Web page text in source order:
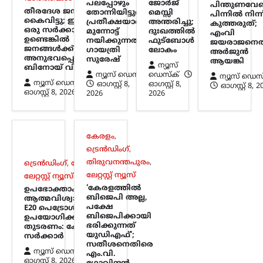
പ്രശ്നങ്ങൾ പരിഗണിക്കാൻ സമയം
കണ്ടെത്താത്ത പ്രധാനമന്ത്രി, പാർട്ടി
വിട്ട്…
കേരളം,വാർത്തകൾ
പിന്തുണവേണ്ട, പിന്നില്‍
നിന്ന് കുത്തരുത്; എംവി
ന്യൂസ് ഡെസ്ക്
പൊലീസിനെ ഭീഷണിപ്പെടുത്തിയ
കേസിൽ ഒളിവിൽ കഴിയുന്ന അർജുൻ
ആയങ്കിയെ കണ്ടെത്താനുള്ള
അന്വേഷണം ശക്തമാക്കി പൊലീസ്.
കേസുമായി ബന്ധപ്പെട്ട് ഒളിവിൽ
കഴിയാൻ സഹായം നൽകിയ അഞ്ച്
പേരെ പൊലീസ്…
ട്രെൻഡിംഗ്,ദേശീയം
ഉപഭോക്താക്കൾ
തീരദേശ ജനങ്ങളെ
കൈവിട്ടു; ഇവിടെ
ഒരു സര്‍ക്കാര്‍
ഉണ്ടെങ്കില്‍
ജനങ്ങള്‍ക്ക് അത്
അനുഭവപ്പെടുന്നില്ല:
ബിനോയ് വിശ്വം
ന്യൂസ് ഡെസ്ക്
ഓഗസ്റ്റ്‌ 8, 2026
പലപ്പോഴും
തോന്നിയിട്ടുണ്ട്;
പ്രതീക്ഷയാണ്
മുന്നോട്ട്
നയിക്കുന്നത്:
ഗായത്രി
സുരേഷ്
ന്യൂസ് ഡെസ്ക്
ഓഗസ്റ്റ്‌ 8,
2026
ജോർജ്
മെസ്സി
അന്തരിച്ചു;
ദുഃഖത്തിൽ
ഫുട്ബോൾ
ലോകം
ന്യൂസ്
ഡെസ്ക്
ഓഗസ്റ്റ്‌ 8,
2026
പിന്നില്‍
കുത്തരുത്;
എംവി
അര്‍ജുന്‍
ആയങ്കി
ന്യൂസ്
ഓഗസ്റ്റ്‌ 8,
ട്രെൻഡിംഗ്, ദേശീയം,
ലേറ്റസ്റ്റ് ന്യൂസ്
ഉപഭോക്താക്കൾ
ആത്മവിശ്വാസത്തോടെ
E20 പെട്രോൾ
ഉപയോഗിക്കുന്നത്
തുടരണം: കേന്ദ്ര
സർക്കാർ
ന്യൂസ് ഡെസ്ക്
കേരളം,
ട്രെൻഡിംഗ്,
തിരുവനന്തപുരം,
ലേറ്റസ്റ്റ് ന്യൂസ്
‘കേരളത്തിൽ
ബിജെപി അല്ല,
പക്ഷേ
ബിജെപിക്കായി
ഭരിക്കുന്നത്
യുഡിഎഫ്’;
സതീശനെതിരെ
എം.വി.